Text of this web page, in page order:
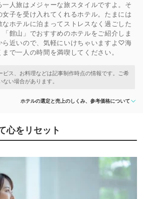
人旅はメジャーな旅スタイルですよ。そ
女子を受け入れてくれるホテル。たまには
ホテルに泊まってストレスなく過ごした
館山」でおすすめのホテルをご紹介しま
ら近いので、気軽にいけちゃいますよ♡海
で一人の時間を満喫してください。
ホテルの選定と売上のしくみ、参考価格について
心をリセット